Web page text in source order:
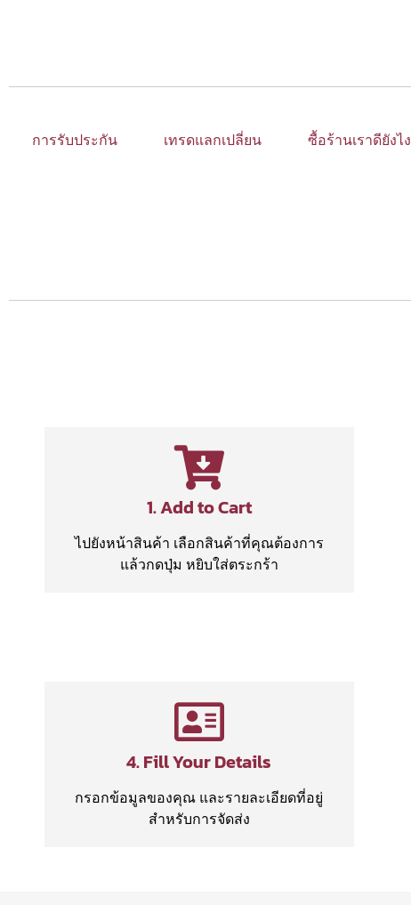
การรับประกัน เทรดแลกเปลี่ยน ซื้อร้านเราดียังไง
1. Add to Cart
ไปยังหน้าสินค้า เลือกสินค้าที่คุณต้องการ
แล้วกดปุ่ม หยิบใส่ตระกร้า
4. Fill Your Details
กรอกข้อมูลของคุณ และรายละเอียดที่อยู่
สำหรับการจัดส่ง